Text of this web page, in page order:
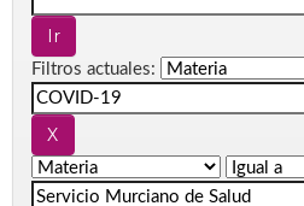
Filtros actuales: